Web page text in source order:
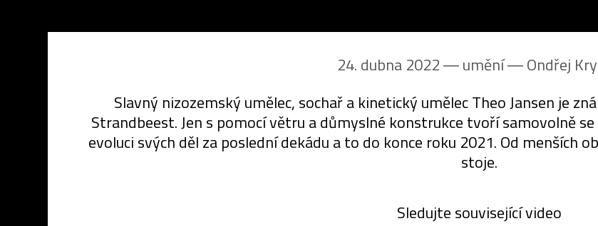
24. dubna 2022 ― umění ―Ondřej
Slavný nizozemský umělec, sochař a kinetický umělec Theo Jansen je
Strandbeest. Jen s pomocí větru a důmyslné konstrukce tvoří samovolně
evoluci svých děl za poslední dekádu a to do konce roku 2021. Od menších
stoje.
Sledujte související video